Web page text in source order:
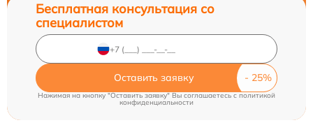
Бесплатная консультация со
специалистом
Оставить заявку
Нажимая на кнопку "Оставить заявку" Вы соглашаетесь c политикой
конфиденциальности